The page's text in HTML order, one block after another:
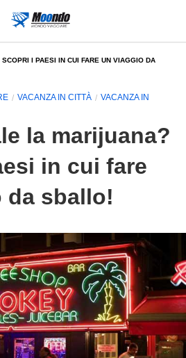
I PAESI IN CUI FARE UN VIAGGIO DA
VACANZA IN CITTÀ
VACANZA IN
la marijuana?
in cui fare
da sballo!